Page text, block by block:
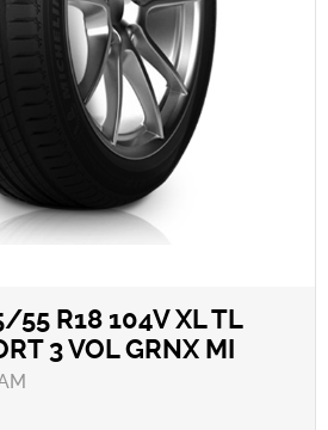
55 R18 104V XL TL
3 VOL GRNX MI